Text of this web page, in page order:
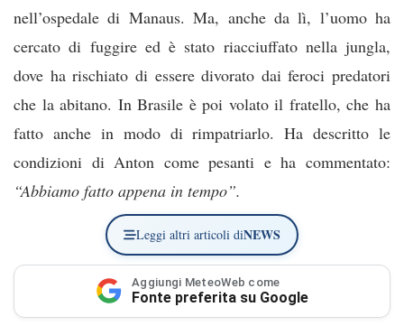
nell’ospedale di Manaus. Ma, anche da lì, l’uomo ha
cercato di fuggire ed è stato riacciuffato nella jungla,
dove ha rischiato di essere divorato dai feroci predatori
che la abitano. In Brasile è poi volato il fratello, che ha
fatto anche in modo di rimpatriarlo. Ha descritto le
condizioni di Anton come pesanti e ha commentato:
“Abbiamo fatto appena in tempo”.
Leggi altri articoli diNEWS
Aggiungi MeteoWeb come
Fonte preferita su Google